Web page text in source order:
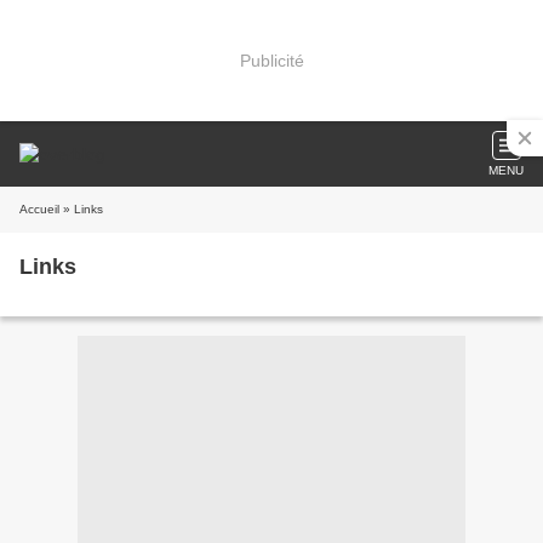
Publicité
MENU
Accueil » Links
Links